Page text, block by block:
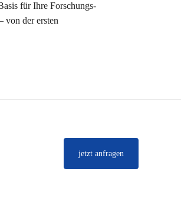
für Ihre Forschungs-
von der ersten
jetzt anfragen